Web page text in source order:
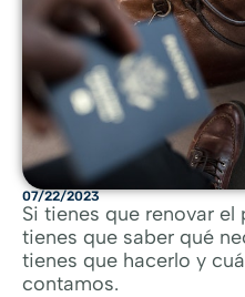
07/22/2023
Si tienes que renovar
tienes que saber qué
tienes que hacerlo y
contamos.